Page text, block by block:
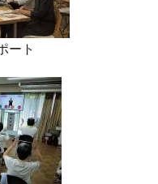
ート